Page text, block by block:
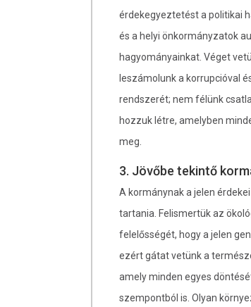
érdekegyeztetést a politikai
és a helyi önkormányzatok
hagyományainkat. Véget
leszámolunk a korrupcióval
rendszerét; nem félünk
hozzuk létre, amelyben
meg.
3. Jövőbe tekintő
A kormánynak a jelen
tartania. Felismertük az
felelősségét, hogy a jelen
ezért gátat vetünk a
amely minden egyes
szempontból is. Olyan